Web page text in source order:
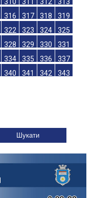
310 311 312
313
316 317 318
319
322 323 324
325
328 329 330
331
334 335 336
337
340 341 342
343